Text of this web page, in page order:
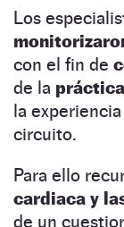
Los
con el fin de
de la
la
circuito.
Para ello
cardiaca y
de un